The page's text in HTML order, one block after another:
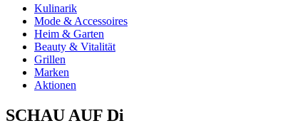
Kulinarik
Mode & Accessoires
Heim & Garten
Beauty & Vitalität
Grillen
Marken
Aktionen
SCHAU AUF Di